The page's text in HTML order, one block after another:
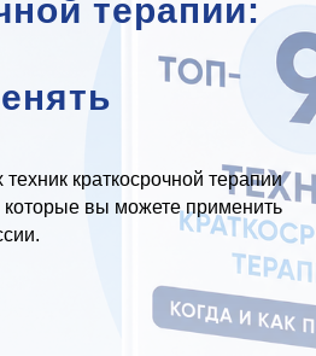
терапии:
краткосрочной терапии
вы можете применить